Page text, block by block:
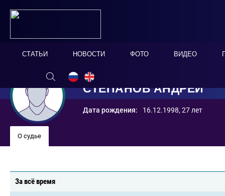
СТАТЬИ НОВОСТИ ФОТО ВИДЕО
СТЕПАНОВ АНДРЕЙ
Дата рождения: 16.12.1998, 27 лет
О судье
За всё время